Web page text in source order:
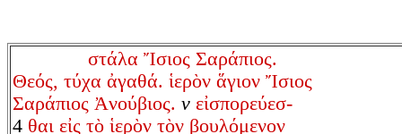
στάλα Ἴσιος Σαράπιος.
Θεός, τύχα ἀγαθά. ἱερὸν ἅγιον Ἴσιος
Σαράπιος Ἀνούβιος. v εἰσπορεύεσ-
4 θαι εἰς τὸ ἱερὸν τὸν βουλόμενον